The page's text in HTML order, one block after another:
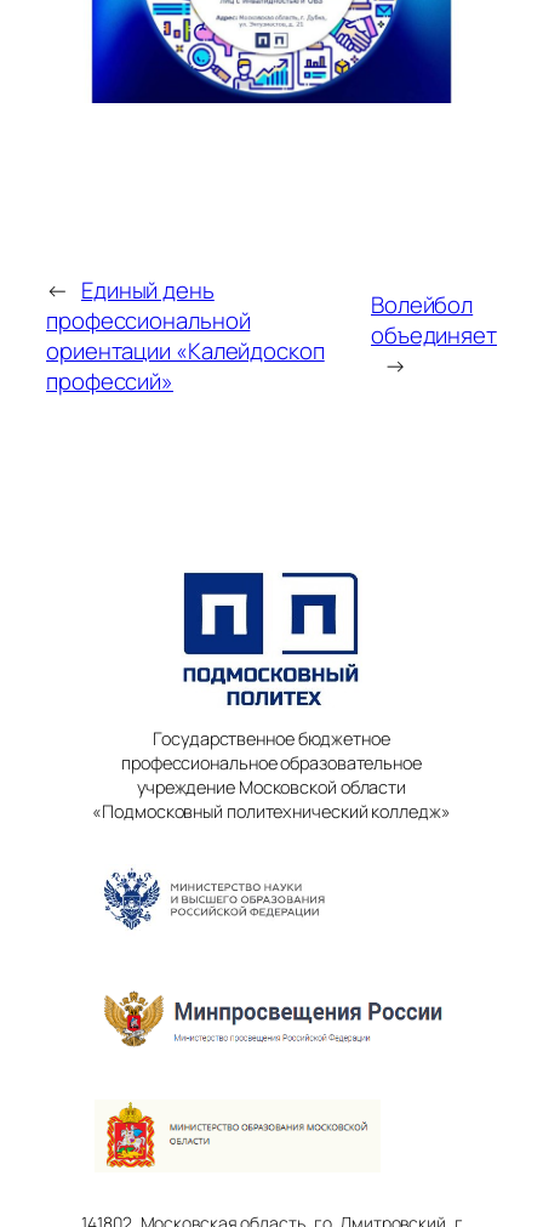
← Единый день
профессиональной
ориентации «Калейдоскоп
профессий»
Волейбол
объединяет
→
Государственное бюджетное
профессиональное образовательное
учреждение Московской области
«Подмосковный политехнический колледж»